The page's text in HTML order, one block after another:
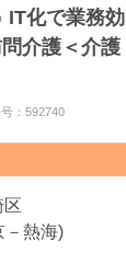
IT化で業務効
介護＜介護
：592740
区
－熱海)